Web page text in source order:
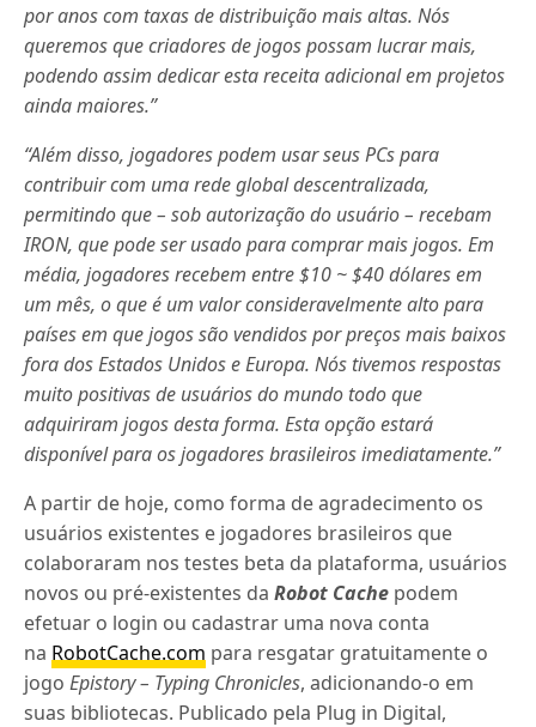
por anos com taxas de distribuição mais altas. Nós
queremos que criadores de jogos possam lucrar mais,
podendo assim dedicar esta receita adicional em projetos
ainda maiores.”
“Além disso, jogadores podem usar seus PCs para
contribuir com uma rede global descentralizada,
permitindo que – sob autorização do usuário – recebam
IRON, que pode ser usado para comprar mais jogos. Em
média, jogadores recebem entre $10 ~ $40 dólares em
um mês, o que é um valor consideravelmente alto para
países em que jogos são vendidos por preços mais baixos
fora dos Estados Unidos e Europa. Nós tivemos respostas
muito positivas de usuários do mundo todo que
adquiriram jogos desta forma. Esta opção estará
disponível para os jogadores brasileiros imediatamente.”
A partir de hoje, como forma de agradecimento os
usuários existentes e jogadores brasileiros que
colaboraram nos testes beta da plataforma, usuários
novos ou pré-existentes daRobot Cache podem
efetuar o login ou cadastrar uma nova conta
na RobotCache.com para resgatar gratuitamente o
jogoEpistory – Typing Chronicles, adicionando-o em
suas bibliotecas. Publicado pela Plug in Digital,